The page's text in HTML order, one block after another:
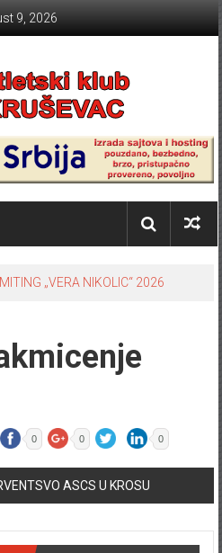
9, 2026
„VERA NIKOLIC“ 2026
0 0 0
ASCS U KROSU